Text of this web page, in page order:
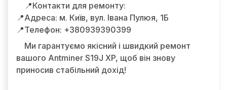
📍Контакти для ремонту:
📍Адреса: м. Київ, вул. Івана Пулюя, 1Б
📍Телефон: +380939390399
Ми гарантуємо якісний і швидкий ремонт
вашого Antminer S19J XP, щоб він знову
приносив стабільний дохід!